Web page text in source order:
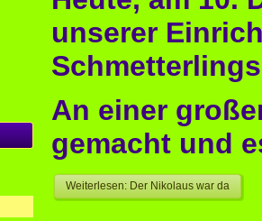
unserer
An einer
gemacht und
Weiterlesen: Der Nikolaus war da